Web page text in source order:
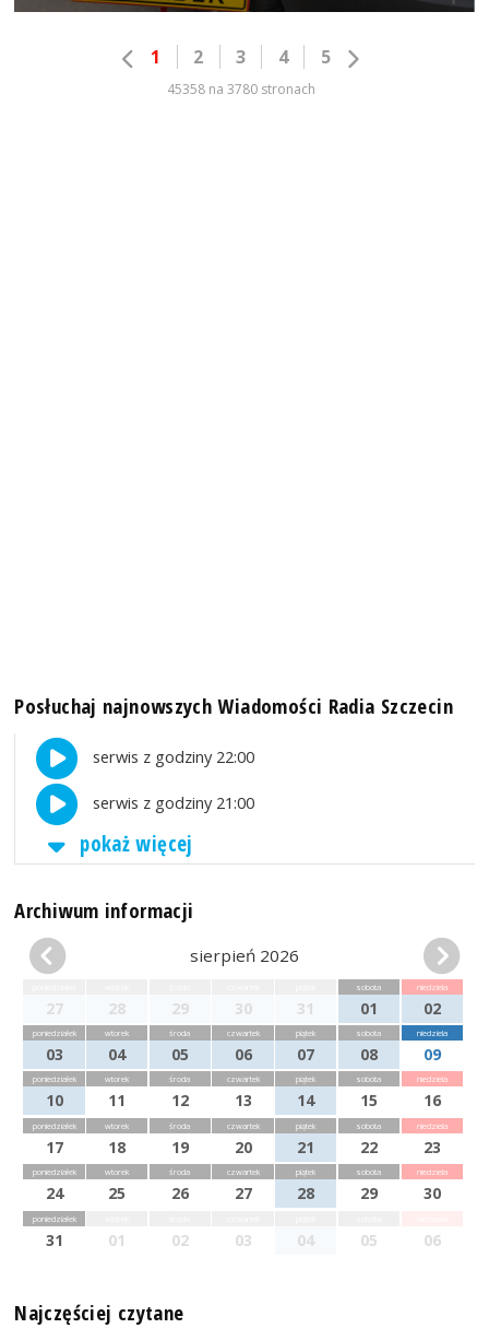
1 2 3 4 5
45358 na 3780 stronach
Posłuchaj najnowszych Wiadomości Radia Szczecin
serwis z godziny 22:00
serwis z godziny 21:00
pokaż więcej
Archiwum informacji
sierpień 2026
27 28 29 30 31
sobota
01
niedziela
02
poniedziałek
03
wtorek
04
środa
05
czwartek
06
piątek
07
sobota
08
niedziela
09
poniedziałek
10
wtorek
11
środa
12
czwartek
13
piątek
14
sobota
15
niedziela
16
poniedziałek
17
wtorek
18
środa
19
czwartek
20
piątek
21
sobota
22
niedziela
23
poniedziałek
24
wtorek
25
środa
26
czwartek
27
piątek
28
sobota
29
niedziela
30
poniedziałek
31 01 02 03 04 05 06
Najczęściej czytane